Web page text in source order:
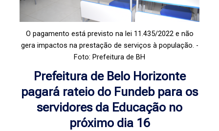
O pagamento está previsto na lei 11.435/2022 e não
gera impactos na prestação de serviços à população. -
Foto: Prefeitura de BH
Prefeitura de Belo Horizonte
pagará rateio do Fundeb para os
servidores da Educação no
próximo dia 16